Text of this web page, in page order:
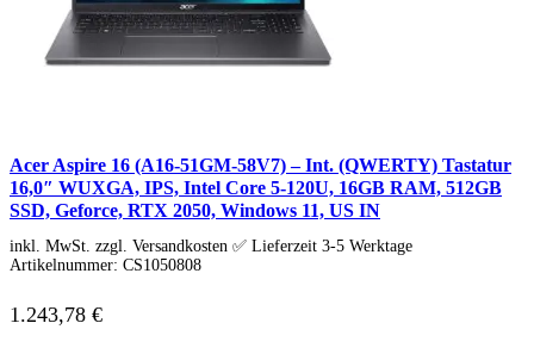
Acer Aspire 16 (A16-51GM-58V7) – Int. (QWERTY) Tastatur
16,0″ WUXGA, IPS, Intel Core 5-120U, 16GB RAM, 512GB
SSD, Geforce, RTX 2050, Windows 11, US IN
inkl. MwSt. zzgl. Versandkosten ✅ Lieferzeit 3-5 Werktage
Artikelnummer: CS1050808
1.243,78 €